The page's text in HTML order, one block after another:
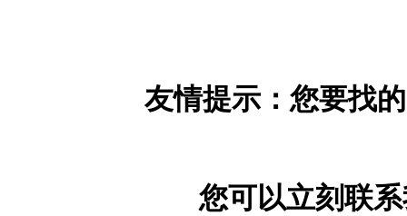
友情提示：您要找
您可以立刻联